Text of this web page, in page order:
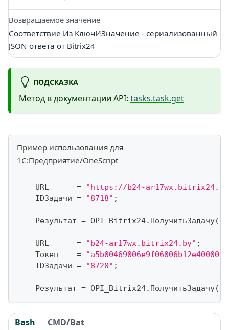
Возвращаемое значение
Соответствие Из КлючИЗначение - сериализованный
JSON ответа от Bitrix24
ПОДСКАЗКА
Метод в документации API: tasks.task.get
Пример использования для
1С:Предприятие/OneScript
    URL
=
"https://b24-
    IDЗадачи
= "8718" ;
    Результат
= OPI_Bitrix24. ПолучитьЗадачу(
    URL
= "b24-ar17wx.bitrix24.by" ;
    Токен
=
    IDЗадачи
= "8720" ;
    Результат
= OPI_Bitrix24. ПолучитьЗадачу(
Bash CMD/Bat